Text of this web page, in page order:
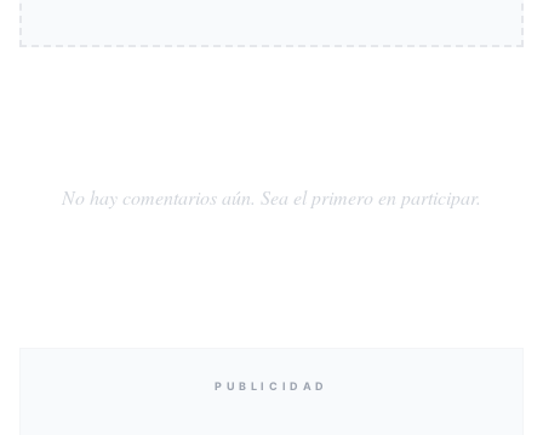
No hay comentarios aún. Sea el primero en participar.
PUBLICIDAD